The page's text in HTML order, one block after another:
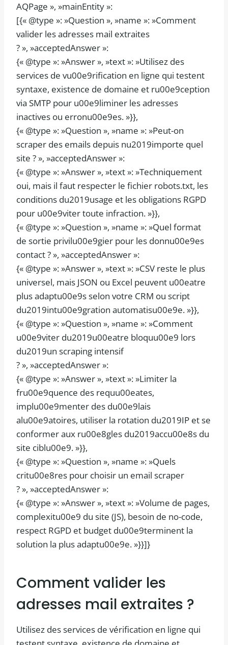
AQPage », »mainEntity »:
[{« @type »: »Question », »name »: »Comment
valider les adresses mail extraites
? », »acceptedAnswer »:
{« @type »: »Answer », »text »: »Utilisez des
services de vu00e9rification en ligne qui testent
syntaxe, existence de domaine et ru00e9ception
via SMTP pour u00e9liminer les adresses
inactives ou erronu00e9es. »}},
{« @type »: »Question », »name »: »Peut-on
scraper des emails depuis nu2019importe quel
site ? », »acceptedAnswer »:
{« @type »: »Answer », »text »: »Techniquement
oui, mais il faut respecter le fichier robots.txt, les
conditions du2019usage et les obligations RGPD
pour u00e9viter toute infraction. »}},
{« @type »: »Question », »name »: »Quel format
de sortie privilu00e9gier pour les donnu00e9es
contact ? », »acceptedAnswer »:
{« @type »: »Answer », »text »: »CSV reste le plus
universel, mais JSON ou Excel peuvent u00eatre
plus adaptu00e9s selon votre CRM ou script
du2019intu00e9gration automatisu00e9e. »}},
{« @type »: »Question », »name »: »Comment
u00e9viter du2019u00eatre bloquu00e9 lors
du2019un scraping intensif
? », »acceptedAnswer »:
{« @type »: »Answer », »text »: »Limiter la
fru00e9quence des requu00eates,
implu00e9menter des du00e9lais
alu00e9atoires, utiliser la rotation du2019IP et se
conformer aux ru00e8gles du2019accu00e8s du
site ciblu00e9. »}},
{« @type »: »Question », »name »: »Quels
critu00e8res pour choisir un email scraper
? », »acceptedAnswer »:
{« @type »: »Answer », »text »: »Volume de pages,
complexitu00e9 du site (JS), besoin de no-code,
respect RGPD et budget du00e9terminent la
solution la plus adaptu00e9e. »}}]}
Comment valider les
adresses mail extraites ?
Utilisez des services de vérification en ligne qui